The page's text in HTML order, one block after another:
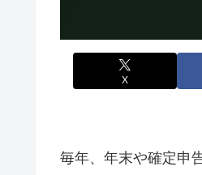
X
毎年、年末や確定申